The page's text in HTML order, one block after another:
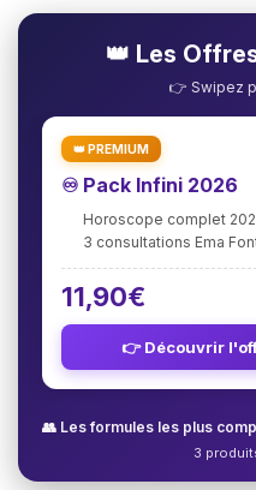
👑 Les
👉 Swipez
👑 PREMIUM
♾️ Pack Infini 2026
Horoscope complet
3 consultations Ema
11,90€
👉 Découvrir
👥 Les formules les plus
3